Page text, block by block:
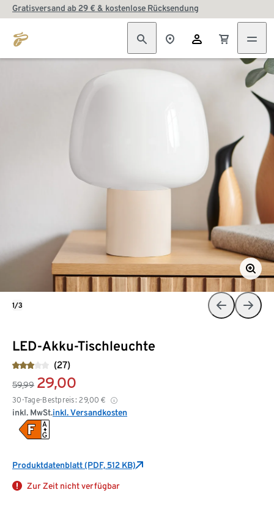
Gratisversand ab 29 € & kostenlose Rücksendung
LED-Akku-Tischleuchte
(27)
59,99 29,00
30-Tage-Bestpreis: 29,00 €
inkl. MwSt.inkl. Versandkosten
Produktdatenblatt (PDF, 512 KB)
Zur Zeit nicht verfügbar
1/3